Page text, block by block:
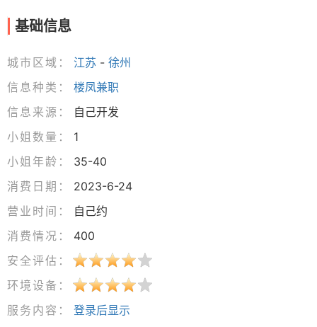
基础信息
城市区域： 江苏 - 徐州
信息种类：
楼凤兼职
信息来源：
自己开发
小姐数量：
1
小姐年龄：
35-40
消费日期：
2023-6-24
营业时间：
自己约
消费情况：
400
安全评估：
环境设备：
服务内容：
登录后显示